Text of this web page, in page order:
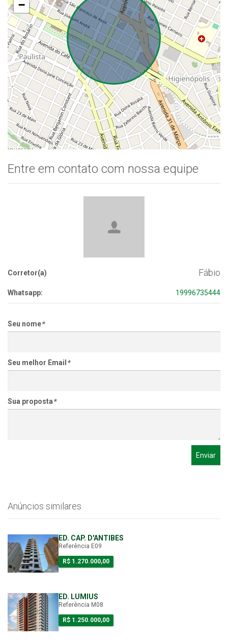
−
Entre em contato com nossa equipe
Corretor(a) Fábio
Whatsapp: 19996735444
Seu nome*
Seu melhor Email *
Sua proposta*
Enviar
Anúncios similares
ED. CAP. D'ANTIBES
Referência E09
R$ 1.270.000,00
ED. LUMIUS
Referência M08
R$ 1.250.000,00